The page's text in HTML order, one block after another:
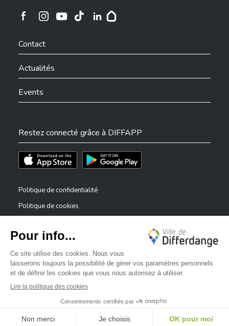
Ville de Differdange sur Instagram
Contact
Actualités
Events
Restez connecté grâce à DIFFAPP
Téléchargez l'app sur l'App StoreTéléchargez l'app sur Play Store
Politique de confidentialité
Politique de cookies
Déclaration d’accessibilité
Dispositif de signalement — lanceurs d’alerte
✕
Bonjour, comment puis-je vous aider ?